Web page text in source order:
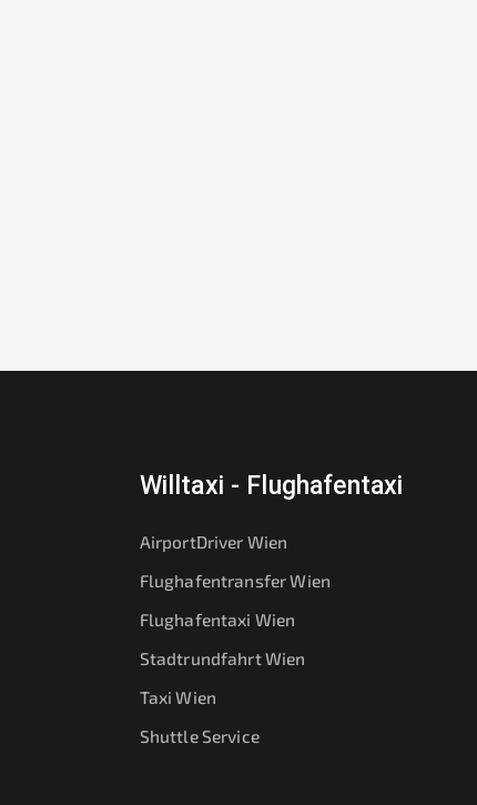
Willtaxi - Flughafentaxi
AirportDriver Wien
Flughafentransfer Wien
Flughafentaxi Wien
Stadtrundfahrt Wien
Taxi Wien
Shuttle Service